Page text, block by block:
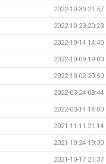
2022-10-30 21:57
2022-10-23 20:23
2022-10-14 14:40
2022-10-09 19:00
2022-10-02 20:50
2022-03-24 08:44
2022-03-14 14:00
2021-11-11 21:14
2021-10-24 19:30
2021-10-17 21:37